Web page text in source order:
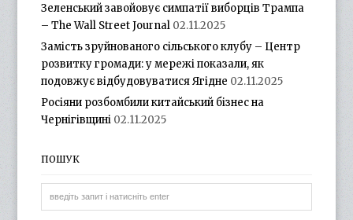
Зеленський завойовує симпатії виборців Трампа
– The Wall Street Journal 02.11.2025
Замість зруйнованого сільського клубу – Центр
розвитку громади: у мережі показали, як
подовжує відбудовуватися Ягідне 02.11.2025
Росіяни розбомбили китайський бізнес на
Чернігівщині 02.11.2025
ПОШУК